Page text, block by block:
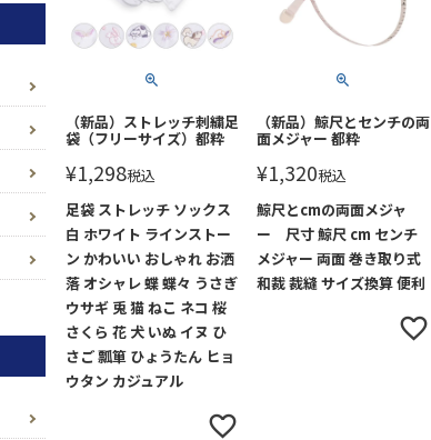
（新品）ストレッチ刺繍足
袋（フリーサイズ）都粋
¥1,298税込
足袋 ストレッチ ソックス
白 ホワイト ラインストー
ン かわいい おしゃれ お洒
落 オシャレ 蝶 蝶々 うさぎ
ウサギ 兎 猫 ねこ ネコ 桜
さくら 花 犬 いぬ イヌ ひ
さご 瓢箪 ひょうたん ヒョ
ウタン カジュアル
（新品）鯨尺とセンチの両
面メジャー 都粋
¥1,320税込
鯨尺とcmの両面メジャ
ー 尺寸 鯨尺 cm センチ
メジャー 両面 巻き取り式
和裁 裁縫 サイズ換算 便利